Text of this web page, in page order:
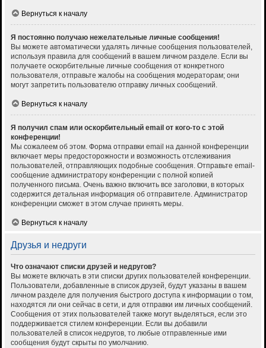
Вернуться к началу
Я постоянно получаю нежелательные личные сообщения!
Вы можете автоматически удалять личные сообщения пользователей,
используя правила для сообщений в вашем личном разделе. Если вы
получаете оскорбительные личные сообщения от конкретного
пользователя, отправьте жалобы на сообщения модераторам; они
могут запретить пользователю отправку личных сообщений.
Вернуться к началу
Я получил спам или оскорбительный email от кого-то с этой
конференции!
Мы сожалеем об этом. Форма отправки email на данной конференции
включает меры предосторожности и возможность отслеживания
пользователей, отправляющих подобные сообщения. Отправьте email-
сообщение администратору конференции с полной копией
полученного письма. Очень важно включить все заголовки, в которых
содержится детальная информация об отправителе. Администратор
конференции сможет в этом случае принять меры.
Вернуться к началу
Друзья и недруги
Что означают списки друзей и недругов?
Вы можете включать в эти списки других пользователей конференции.
Пользователи, добавленные в список друзей, будут указаны в вашем
личном разделе для получения быстрого доступа к информации о том,
находятся ли они сейчас в сети, и для отправки им личных сообщений.
Сообщения от этих пользователей также могут выделяться, если это
поддерживается стилем конференции. Если вы добавили
пользователей в список недругов, то любые отправленные ими
сообщения будут скрыты по умолчанию.